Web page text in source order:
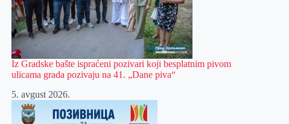
Iz Gradske bašte ispraćeni pozivari koji besplatnim pivom
ulicama grada pozivaju na 41. „Dane piva“
5. avgust 2026.